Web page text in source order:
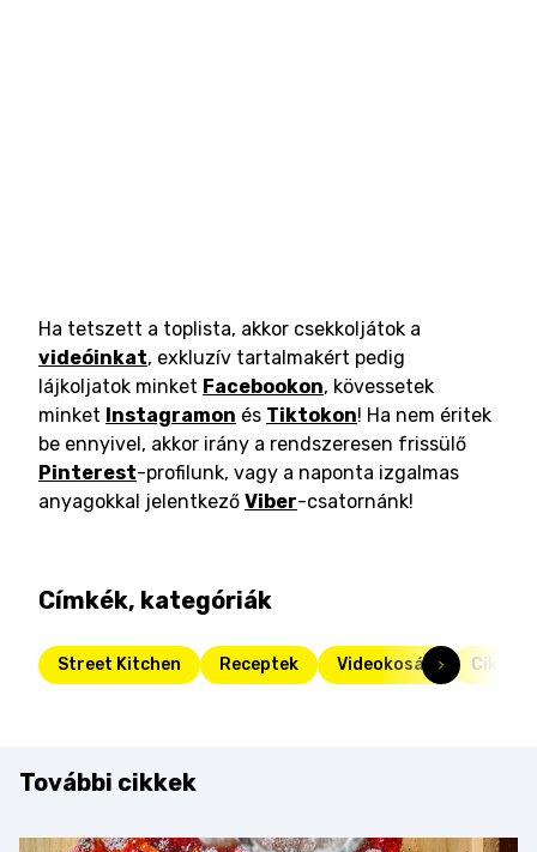
Ha tetszett a toplista, akkor csekkoljátok a
videóinkat, exkluzív tartalmakért pedig
lájkoljatok minket Facebookon, kövessetek
minket Instagramon és Tiktokon! Ha nem éritek
be ennyivel, akkor irány a rendszeresen frissülő
Pinterest-profilunk, vagy a naponta izgalmas
anyagokkal jelentkező Viber-csatornánk!
Címkék, kategóriák
Street Kitchen Receptek Videokosár Cikkek
További cikkek